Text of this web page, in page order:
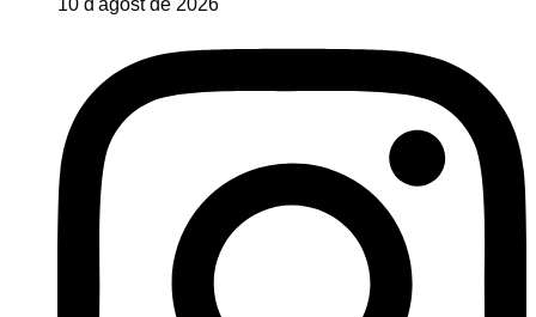
10 d'agost de 2026